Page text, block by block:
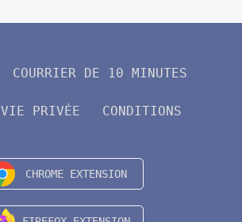
COURRIER DE 10 MINUTES
VIE PRIVÉE CONDITIONS